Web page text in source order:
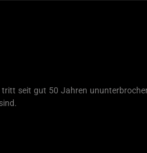
seit gut 50 Jahren